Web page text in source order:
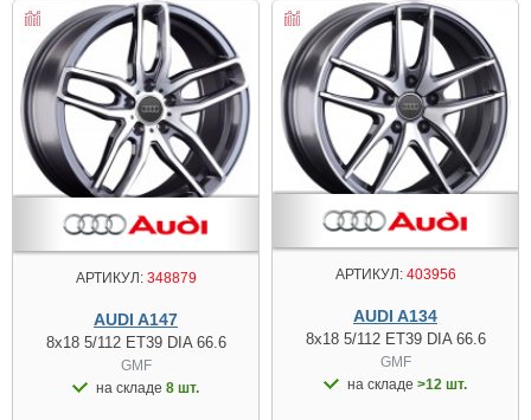
АРТИКУЛ:348879
AUDI A147
8x18 5/112 ET39 DIA 66.6
GMF
на складе 8 шт.
АРТИКУЛ:403956
AUDI A134
8x18 5/112 ET39 DIA 66.6
GMF
на складе >12 шт.